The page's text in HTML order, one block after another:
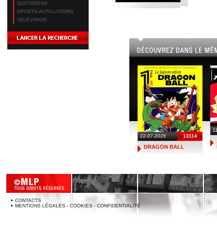
QUOTIDIENS
SPORTS-AUTO-LOISIRS
TELEVISION
22-07-2026 13114
DRAGON BALL
CONTACTS
MENTIONS LÉGALES - COOKIES - CONFIDENTIALITÉ